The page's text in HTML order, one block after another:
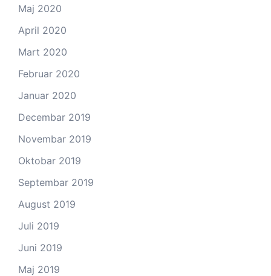
Maj 2020
April 2020
Mart 2020
Februar 2020
Januar 2020
Decembar 2019
Novembar 2019
Oktobar 2019
Septembar 2019
August 2019
Juli 2019
Juni 2019
Maj 2019